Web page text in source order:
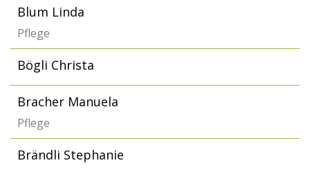
Blum Linda
Pflege
Bögli Christa
Bracher Manuela
Pflege
Brändli Stephanie